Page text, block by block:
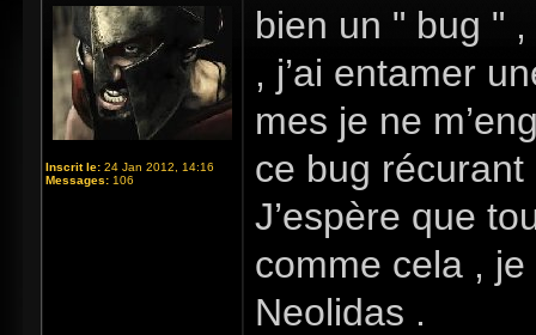
Inscrit le: 24 Jan 2012, 14:16
Messages: 106
bien un " bug " ,
, j’ai entamer
mes je ne
ce bug récurant
J’espère que
comme cela ,
Neolidas .